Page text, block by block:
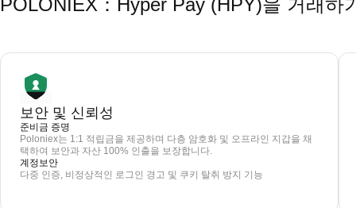
POLONIEX：Hyper Pay (HPY)을 거래하
보안 및 신뢰성
준비금 증명
Poloniex는 1:1 적립금을 제공하며 다층 암호화 및 오프라인 지갑을 채
택하여 보안과 자산 100% 인출을 보장합니다.
계정보안
다중 인증, 비정상적인 로그인 경고 및 쿠키 탈취 방지 기능